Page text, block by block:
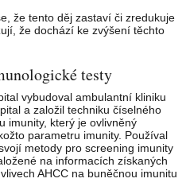
že tento děj zastaví či zredukuje
že dochází ke zvýšení těchto
testy
vybudoval ambulantní kliniku
a založil techniku číselného
imunity, který je ovlivněný
parametru imunity. Používal
metody pro screening imunity
na informacích získaných
AHCC na buněčnou imunitu